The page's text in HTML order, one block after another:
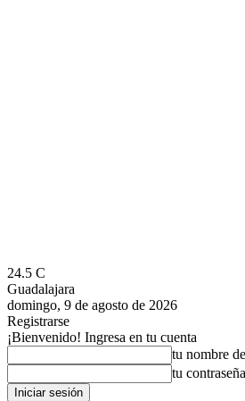
24.5 C
Guadalajara
domingo, 9 de agosto de 2026
Registrarse
¡Bienvenido! Ingresa en tu cuenta
tu nombre
tu contraseña